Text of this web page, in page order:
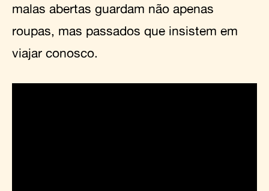
malas abertas guardam não apenas
roupas, mas passados que insistem em
viajar conosco.